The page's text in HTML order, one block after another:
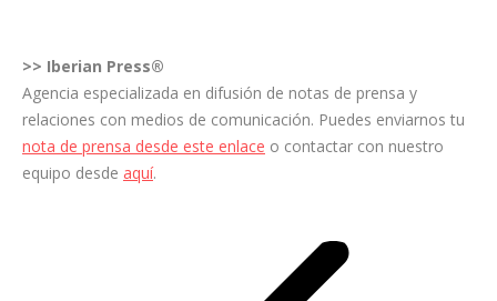
>> Iberian Press®
Agencia especializada en difusión de notas de prensa y
relaciones con medios de comunicación. Puedes enviarnos tu
nota de prensa desde este enlace o contactar con nuestro
equipo desde aquí.